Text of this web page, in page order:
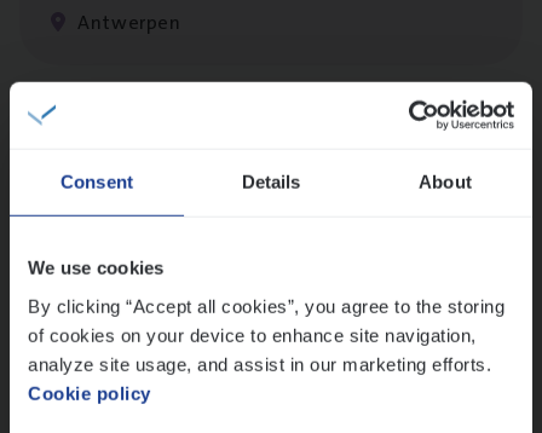
Consent Details About
We use cookies
By clicking “Accept all cookies”, you agree to the storing
of cookies on your device to enhance site navigation,
analyze site usage, and assist in our marketing efforts.
Cookie policy
Antwerpen
Dos­sier­be­heer­der Pro­per­ty verzekeringen
Insurance Operations
Antwerpen en Hasselt
Dos­sier­be­heer­der Onder­ne­min­gen Van­b­
re­da Huys­mans — Mechelen
Insurance Operations